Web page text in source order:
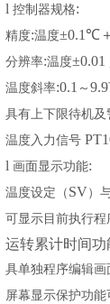
l控制器规格:
精度:温度±0.1℃
分辨率:温度±0.01
温度斜率:0.1 ～9.9
具有上下限待机及
温度入力信号
l画面显示功能:
温度设定（ SV）
可显示目前执行程
运转累计时间功
具单独程序编辑画
屏幕显示保护功能可